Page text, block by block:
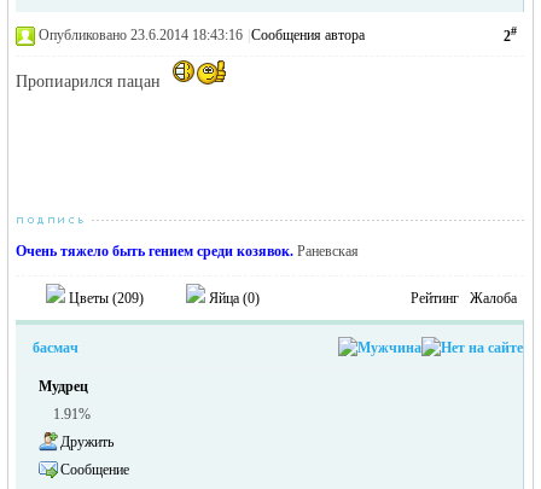
2#
Опубликовано 23.6.2014 18:43:16 Сообщения автора
Пропиарился пацан
Очень тяжело быть гением среди козявок. Раневская
Цветы (209) Яйца (0) Рейтинг Жалоба
басмач
Мудрец
1.91%
Дружить
Сообщение